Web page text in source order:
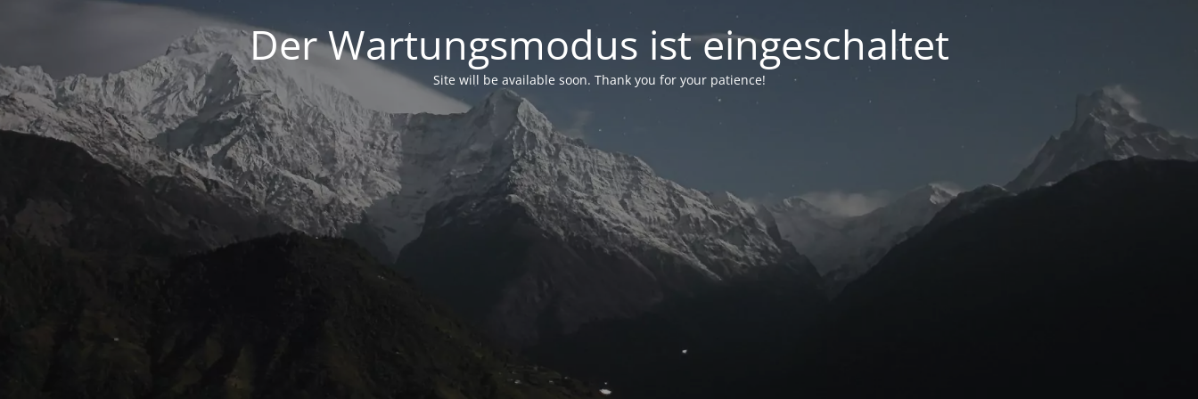
Der Wartungsmodus ist eingeschaltet
Site will be available soon. Thank you for your patience!